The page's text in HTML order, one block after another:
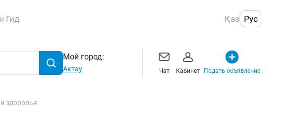
Гид Қаз Рус
Мой город:
Актау Чат Кабинет Подать объявление
здоровья